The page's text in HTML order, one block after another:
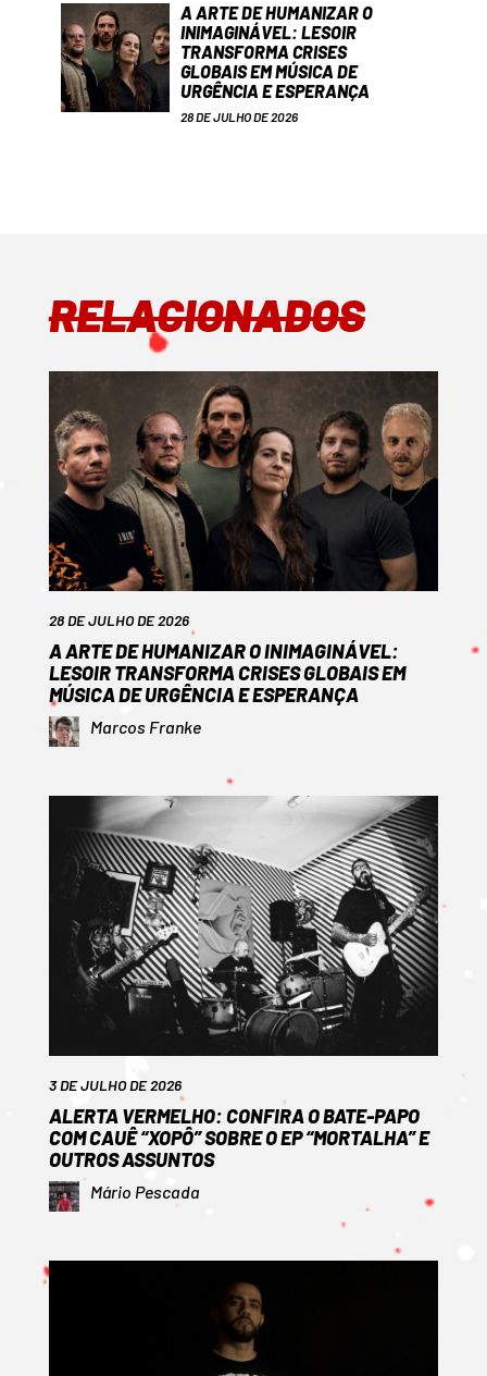
A ARTE DE HUMANIZAR O
INIMAGINÁVEL: LESOIR
TRANSFORMA CRISES
GLOBAIS EM MÚSICA DE
URGÊNCIA E ESPERANÇA
28 DE JULHO DE 2026
RELACIONADOS
28 DE JULHO DE 2026
A ARTE DE HUMANIZAR O INIMAGINÁVEL:
LESOIR TRANSFORMA CRISES GLOBAIS EM
MÚSICA DE URGÊNCIA E ESPERANÇA
Marcos Franke
3 DE JULHO DE 2026
ALERTA VERMELHO: CONFIRA O BATE-PAPO
COM CAUÊ “XOPÔ” SOBRE O EP “MORTALHA” E
OUTROS ASSUNTOS
Mário Pescada